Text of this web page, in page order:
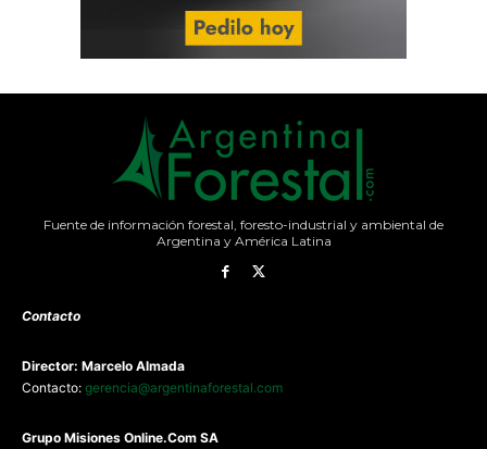
Fuente de información forestal, foresto-industrial y ambiental de
Argentina y América Latina
Contacto
Director: Marcelo Almada
Contacto: gerencia@argentinaforestal.com
Grupo Misiones Online.Com SA